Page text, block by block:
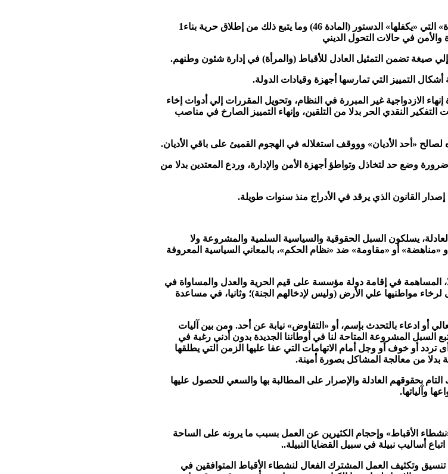
1ـ ملف «حرية ممارسة الشعائر الدينية وحرية العقيدة» التي «يكفلها» الدستور (المادة 46) وما يتبع ذلك من إطلاق حرية بناء
الازدواجية غير المبررة في النظام، وتحويل المقررات إلي أدوات إخاء
النقدي الحر بدلا من التلقين، وإنهاء التمييز الصارخ في مناصب
وضع حد لتخاذل وتواطؤ أجهزة الأمن والإدارة، وردع المعتدين بدلا من
يسلكون السبل الحقوقية والسياسية السلمية والمشروعة ولا
أو «مقاومة» ضد «نظام الحكم»، بالمعاني السياسية المعروفة
المساهمة في إقامة دولة مؤسسة على قيم الحرية والعدل والمساواة في
لرخاء مواطنيها علي الأرض (وليس لإدخالهم الجنة)؛ وثانيا، في مساعدة
أو ادعاء بالتحدث بإسم، أو «التفاوض» نيابة عن أحد. ومن بين آليات
السبل المشروعة المتاحة لنا في أوطاننا الجديدة بدون أدني رغبة في
أو خوف أو وجل أمام الاتهامات التي عفا عليها الزمن التي يطلقها
بدلا من معالجة المشاكل بصورة أمينة.
بحقوقهم العادلة والإصرار على المطالبة بها والسعي للحصول عليها
وآلياتها.
الأقباط» وإحجام الكثيرين عن العمل بسبب ما يرونه على الساحة
أساليب نبيلة في سبيل القضايا النبيلة..
وتكثيف العمل المشترك الفعال لنشطاء الأقباط المتوافقين في